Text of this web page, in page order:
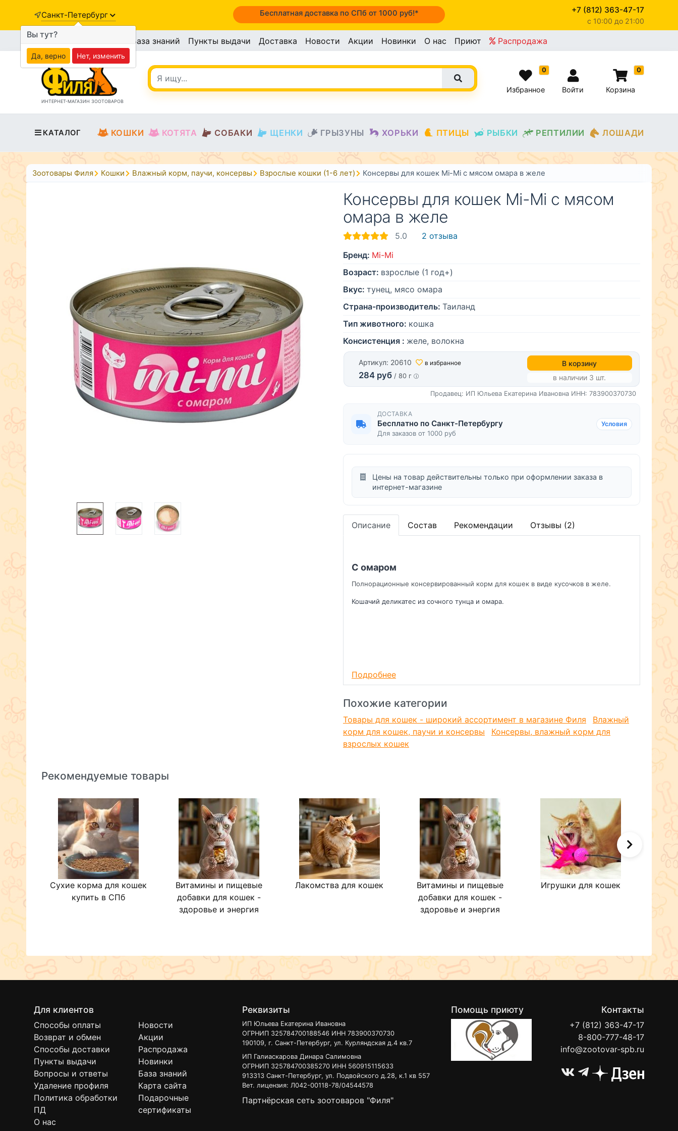
Санкт-Петербург Бесплатная доставка по СПб от 1000 руб!* +7 (812) 363-47-17
c 10:00 до 21:00
База знаний Пункты выдачи Доставка Новости Акции Новинки О нас Приют Распродажа
ИНТЕРНЕТ-МАГАЗИН ЗООТОВАРОВ
0
Избранное Войти
0
Корзина
КАТАЛОГ КОШКИ КОТЯТА СОБАКИ ЩЕНКИ ГРЫЗУНЫ ХОРЬКИ ПТИЦЫ РЫБКИ РЕПТИЛИИ ЛОШАДИ
Зоотовары Филя Кошки Влажный корм, паучи, консервы Взрослые кошки (1-6 лет) Консервы для кошек Mi-Mi с мясом омара в желе
Консервы для кошек Mi-Mi с мясом
омара в желе
5.0
2 отзыва
Бренд: Mi-Mi
Возраст: взрослые (1 год+)
Вкус: тунец, мясо омара
Страна-производитель: Таиланд
Тип животного: кошка
Консистенция : желе, волокна
Артикул: 20610 в избранное
284 руб / 80 г
В корзину
в наличии 3 шт.
Продавец: ИП Юльева Екатерина Ивановна ИНН: 783900370730
ДОСТАВКА
Бесплатно по Санкт-Петербургу
Для заказов от 1000 руб
Условия
Цены на товар действительны только при оформлении заказа в
интернет-магазине
Описание Состав Рекомендации Отзывы (2)
С омаром
Полнорационные консервированный корм для кошек в виде кусочков в желе.
Кошачий деликатес из сочного тунца и омара.
Условия хранения:
75%. Срок годности 36 месяцев. Открытую упаковку хранить в холодильнике.
Подробнее
Похожие категории
Товары для кошек - широкий ассортимент в магазине Филя
Влажный
корм для кошек, паучи и консервы
Консервы, влажный корм для
взрослых кошек
Рекомендуемые товары
Сухие корма для кошек
купить в СПб
Витамины и пищевые
добавки для кошек -
здоровье и энергия
Лакомства для кошек
Витамины и пищевые
добавки для кошек -
здоровье и энергия
Игрушки для кошек
Для клиентов
Способы оплаты
Возврат и обмен
Способы доставки
Пункты выдачи
Вопросы и ответы
Удаление профиля
Политика обработки
ПД
О нас
Новости
Акции
Распродажа
Новинки
База знаний
Карта сайта
Подарочные
сертификаты
Реквизиты
ИП Юльева Екатерина Ивановна
ОГРНИП 325784700188546 ИНН 783900370730
190109, г. Санкт-Петербург, ул. Курляндская д.4 кв.7
ИП Галиаскарова Динара Салимовна
ОГРНИП 325784700385270 ИНН 560915115633
913313 Санкт-Петербург, ул. Подвойского д.28, к.1 кв 557
Вет. лицензия: Л042-00118-78/04544578
Партнёрская сеть зоотоваров "Филя"
Помощь приюту Контакты
+7 (812) 363-47-17
8-800-777-48-17
info@zootovar-spb.ru
Вы тут?
Да, верно Нет, изменить